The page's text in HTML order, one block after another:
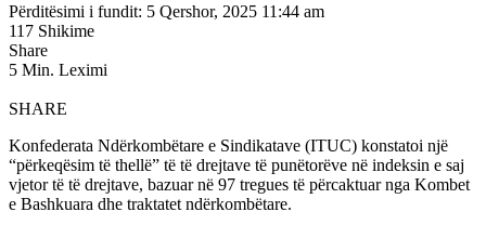
Përditësimi i fundit: 5 Qershor, 2025 11:44 am
117 Shikime
Share
5 Min. Leximi
SHARE
Konfederata Ndërkombëtare e Sindikatave (ITUC) konstatoi një
“përkeqësim të thellë” të të drejtave të punëtorëve në indeksin e saj
vjetor të të drejtave, bazuar në 97 tregues të përcaktuar nga Kombet
e Bashkuara dhe traktatet ndërkombëtare.